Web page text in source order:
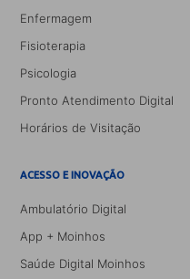
Enfermagem
Fisioterapia
Psicologia
Pronto Atendimento Digital
Horários de Visitação
ACESSO E INOVAÇÃO
Ambulatório Digital
App + Moinhos
Saúde Digital Moinhos